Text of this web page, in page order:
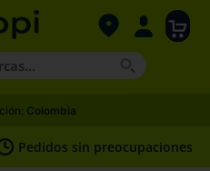
Colombia
Pedidos sin preocupaciones